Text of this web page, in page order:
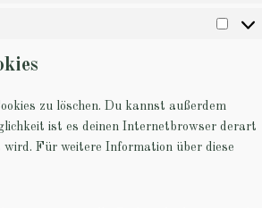
zu löschen. Du kannst außerdem
ist es deinen Internetbrowser derart
Für weitere Information über diese